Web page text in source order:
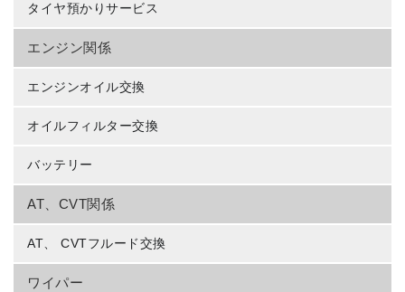
タイヤ預かりサービス
エンジン関係
エンジンオイル交換
オイルフィルター交換
バッテリー
AT、CVT関係
AT、 CVTフルード交換
ワイパー